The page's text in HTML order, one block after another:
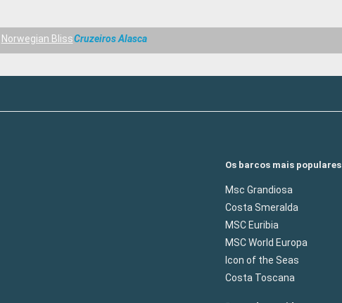
Norwegian BlissCruzeiros Alasca
Os barcos mais populares
Msc Grandiosa
Costa Smeralda
MSC Euribia
MSC World Europa
Icon of the Seas
Costa Toscana